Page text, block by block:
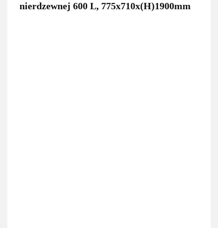
nierdzewnej 600 L, 775x710x(H)1900mm